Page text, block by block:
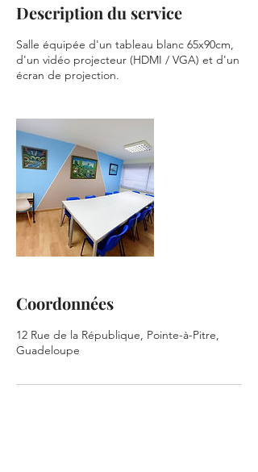
Description du service
Salle équipée d'un tableau blanc 65x90cm,
d'un vidéo projecteur (HDMI / VGA) et d'un
écran de projection.
Coordonnées
12 Rue de la République, Pointe-à-Pitre,
Guadeloupe